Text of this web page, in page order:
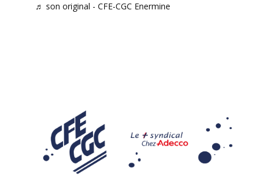
♬ son original - CFE-CGC Enermine